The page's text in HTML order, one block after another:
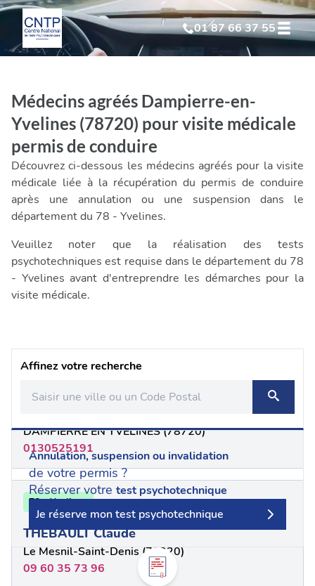
01 87 66 37 55
Test Psychotechnique suite à annulation
Test Psychotechniquesuite à invalidation
Test Psychotechniqueprofessionnel
Médecins agréés Dampierre-en-
Yvelines (78720) pour visite médicale
permis de conduire
Découvrez ci-dessous les médecins agréés pour la visite
médicale liée à la récupération du permis de conduire
après une annulation ou une suspension dans le
département du 78 - Yvelines.
Veuillez noter que la réalisation des tests
psychotechniques est requise dans le département du 78
- Yvelines avant d'entreprendre les démarches pour la
visite médicale.
Affinez votre recherche
Annulation, suspension ou invalidation
de votre permis ?
Réserver votre test psychotechnique
Je réserve mon test psychotechnique
DAMPIERRE EN YVELINES (78720)
0130525191
78 - Yvelines
THEBAULT Claude
Le Mesnil-Saint-Denis (78320)
09 60 35 73 96